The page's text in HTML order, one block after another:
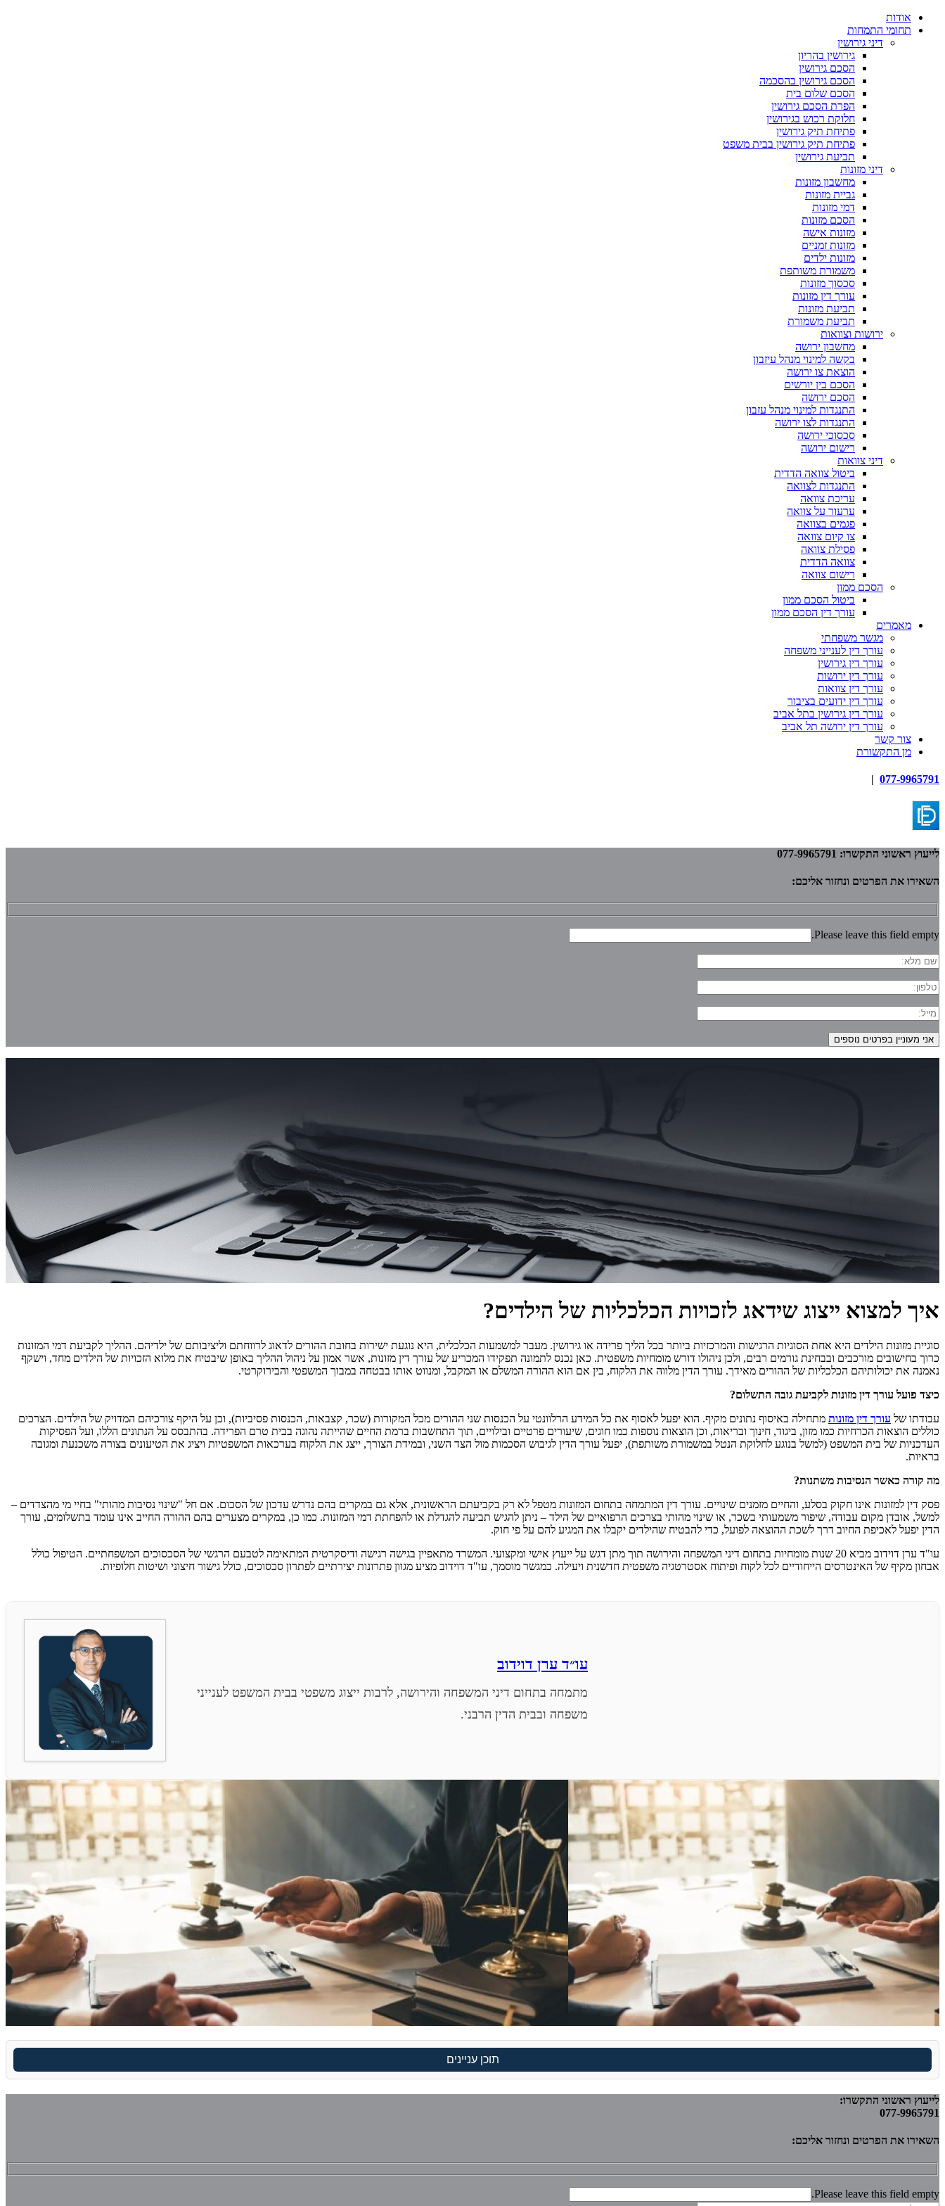
אודות
תחומי התמחות
דיני גירושין
גירושין בהריון
הסכם גירושין
הסכם גירושין בהסכמה
הסכם שלום בית
הפרת הסכם גירושין
חלוקת רכוש בגירושין
פתיחת תיק גירושין
פתיחת תיק גירושין בבית משפט
תביעת גירושין
דיני מזונות
מחשבון מזונות
גביית מזונות
דמי מזונות
הסכם מזונות
מזונות אישה
מזונות זמניים
מזונות ילדים
משמורת משותפת
סכסוך מזונות
עורך דין מזונות
תביעת מזונות
תביעת משמורת
ירושות וצוואות
מחשבון ירושה
בקשה למינוי מנהל עיזבון
הוצאת צו ירושה
הסכם בין יורשים
הסכם ירושה
התנגדות למינוי מנהל עזבון
התנגדות לצו ירושה
סכסוכי ירושה
רישום ירושה
דיני צוואות
ביטול צוואה הדדית
התנגדות לצוואה
עריכת צוואה
ערעור על צוואה
פגמים בצוואה
צו קיום צוואה
פסילת צוואה
צוואה הדדית
רישום צוואה
הסכם ממון
ביטול הסכם ממון
עורך דין הסכם ממון
מאמרים
מגשר משפחתי
עורך דין לענייני משפחה
עורך דין גירושין
עורך דין ירושות
עורך דין צוואות
עורך דין ידועים בציבור
עורך דין גירושין בתל אביב
עורך דין ירושה תל אביב
צור קשר
מן התקשורת
077-9965791
|
לייעוץ ראשוני התקשרו: 077-9965791
השאירו את הפרטים ונחזור אליכם:
Please leave this field empty.
איך למצוא ייצוג שידאג לזכויות הכלכליות של הילדים?
סוגיית מזונות הילדים היא אחת הסוגיות הרגישות והמרכזיות ביותר בכל הליך פרידה או גירושין. מעבר למשמעות הכלכלית, היא נוגעת ישירות בחובת ההורים לדאוג לרווחתם וליציבותם של ילדיהם. ההליך לקביעת דמי המזונות
כרוך בחישובים מורכבים ובבחינת גורמים רבים, ולכן ניהולו דורש מומחיות משפטית. כאן נכנס לתמונה תפקידו המכריע של עורך דין מזונות, אשר אמון על ניהול ההליך באופן שיבטיח את מלוא הזכויות של הילדים מחד, וישקף
נאמנה את יכולותיהם הכלכליות של ההורים מאידך. עורך הדין מלווה את הלקוח, בין אם הוא ההורה המשלם או המקבל, ומנווט אותו בבטחה במבוך המשפטי והבירוקרטי.
כיצד פועל עורך דין מזונות לקביעת גובה התשלום?
עבודתו של עורך דין מזונות מתחילה באיסוף נתונים מקיף. הוא יפעל לאסוף את כל המידע הרלוונטי על הכנסות שני ההורים מכל המקורות (שכר, קצבאות, הכנסות פסיביות), וכן על היקף צורכיהם המדויק של הילדים. הצרכים
כוללים הוצאות הכרחיות כמו מזון, ביגוד, חינוך ובריאות, וכן הוצאות נוספות כמו חוגים, שיעורים פרטיים ובילויים, תוך התחשבות ברמת החיים שהייתה נהוגה בבית טרם הפרידה. בהתבסס על הנתונים הללו, ועל הפסיקות
העדכניות של בית המשפט (למשל בנוגע לחלוקת הנטל במשמורת משותפת), יפעל עורך הדין לגיבוש הסכמות מול הצד השני, ובמידת הצורך, ייצג את הלקוח בערכאות המשפטיות ויציג את הטיעונים בצורה משכנעת ומגובה
בראיות.
מה קורה כאשר הנסיבות משתנות?
פסק דין למזונות אינו חקוק בסלע, והחיים מזמנים שינויים. עורך דין המתמחה בתחום המזונות מטפל לא רק בקביעתם הראשונית, אלא גם במקרים בהם נדרש עדכון של הסכום. אם חל "שינוי נסיבות מהותי" בחיי מי מהצדדים –
למשל, אובדן מקום עבודה, שיפור משמעותי בשכר, או שינוי מהותי בצרכים הרפואיים של הילד – ניתן להגיש תביעה להגדלת או להפחתת דמי המזונות. כמו כן, במקרים מצערים בהם ההורה החייב אינו עומד בתשלומים, עורך
הדין יפעל לאכיפת החיוב דרך לשכת ההוצאה לפועל, כדי להבטיח שהילדים יקבלו את המגיע להם על פי חוק.
עו"ד ערן דוידוב מביא 20 שנות מומחיות בתחום דיני המשפחה והירושה תוך מתן דגש על ייעוץ אישי ומקצועי. המשרד מתאפיין בגישה רגישה ודיסקרטית המתאימה לטבעם הרגשי של הסכסוכים המשפחתיים. הטיפול כולל
אבחון מקיף של האינטרסים הייחודיים לכל לקוח ופיתוח אסטרטגיה משפטית חדשנית ויעילה. כמגשר מוסמך, עו"ד דוידוב מציע מגוון פתרונות יצירתיים לפתרון סכסוכים, כולל גישור חיצוני ושיטות חלופיות.
עו״ד ערן דוידוב
מתמחה בתחום דיני המשפחה והירושה, לרבות ייצוג משפטי בבית המשפט לענייני
משפחה ובבית הדין הרבני.
תוכן עניינים
לייעוץ ראשוני התקשרו:
077-9965791
השאירו את הפרטים ונחזור אליכם:
Please leave this field empty.